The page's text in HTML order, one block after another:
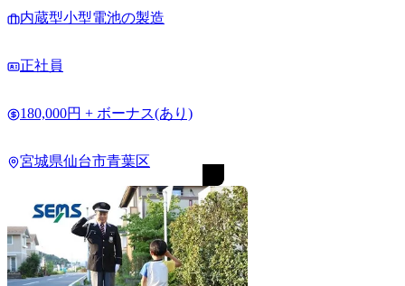
内蔵型小型電池の製造
正社員
180,000円 + ボーナス(あり)
宮城県仙台市青葉区